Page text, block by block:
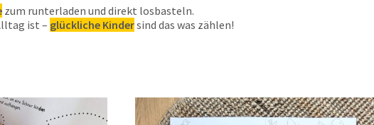
zum runterladen und direkt losbasteln.
ist – glückliche Kindersind das was zählen!